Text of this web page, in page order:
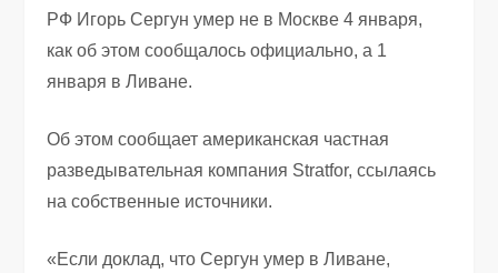
РФ Игорь Сергун умер не в Москве 4 января,
как об этом сообщалось официально, а 1
января в Ливане.
Об этом сообщает американская частная
разведывательная компания Stratfor, ссылаясь
на собственные источники.
«Если доклад, что Сергун умер в Ливане,